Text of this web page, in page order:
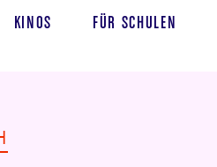
KINOS FÜR SCHULEN